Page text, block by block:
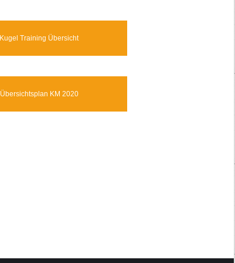
Kugel Training Übersicht
Übersichtsplan KM 2020